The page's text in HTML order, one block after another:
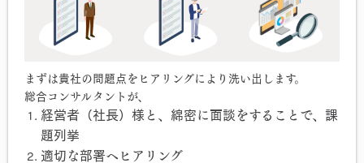
まずは貴社の問題点をヒアリングにより洗い出します。
総合コンサルタントが、
経営者（社長）様と、綿密に面談をすることで、課
題列挙
適切な部署へヒアリング